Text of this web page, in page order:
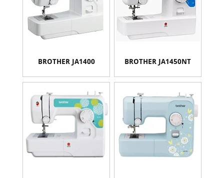
BROTHER JA1400 BROTHER JA1450NT